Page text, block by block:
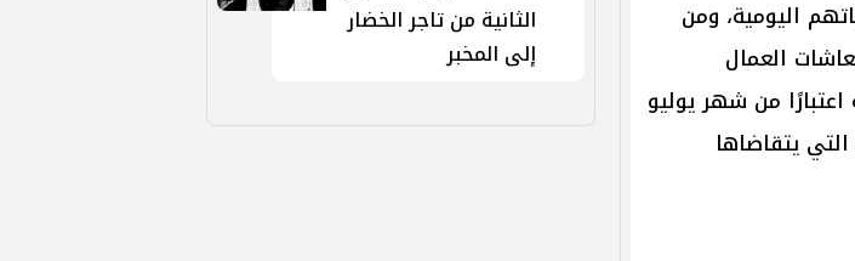
اليومية، ومن
العمال
من شهر يوليو
يتقاضاها
الثانية من تاجر الخضار
إلى المخبر